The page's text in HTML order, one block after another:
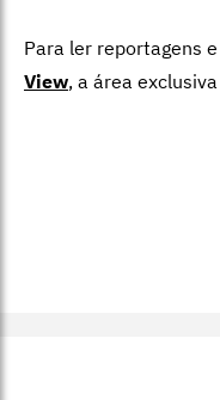
Para ler reportagens
View, a área